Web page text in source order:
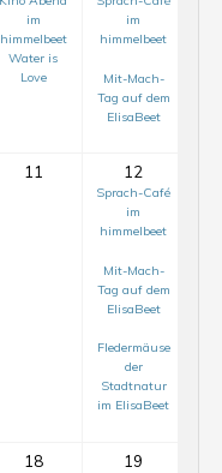
im
himmelbeet
Water is
Love
im
himmelbeet
Mit-Mach-
Tag auf dem
ElisaBeet
11 12
Sprach-Café
im
himmelbeet
Mit-Mach-
Tag auf dem
ElisaBeet
Fledermäuse
der
Stadtnatur
im ElisaBeet
18 19